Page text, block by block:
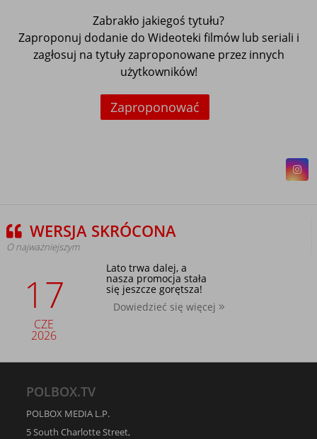
Zabrakło jakiegoś tytułu?
Zaproponuj dodanie do Wideoteki filmów lub seriali i
zagłosuj na tytuły zaproponowane przez innych
użytkowników!
Zaproponować
WERSJA SKRÓCONA
O najważniejszym
17
CZE
2026
Lato trwa dalej, a
nasza promocja stała
się jeszcze gorętsza!
Dowiedzieć się więcej
POLBOX.TV
POLBOX MEDIA L.P.
5 South Charlotte Street,